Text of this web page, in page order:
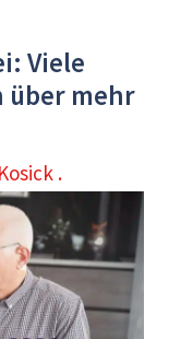
Viele
über mehr
.